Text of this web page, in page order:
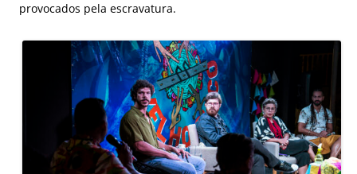
provocados pela escravatura.